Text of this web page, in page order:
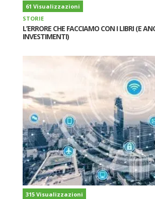
61 Visualizzazioni
STORIE
L’ERRORE CHE FACCIAMO CON I LIBRI (E
INVESTIMENTI)
315 Visualizzazioni